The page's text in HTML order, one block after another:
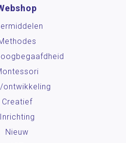
ontwikkeling
Creatief
Inrichting
Nieuw